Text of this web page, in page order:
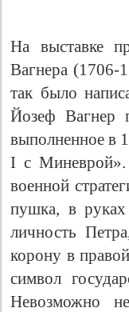
На выставке
Вагнера
так было
Йозеф Вагнер
выполненное в
I с Миневрой».
военной
пушка, в
личность
корону в
символ
Невозможно